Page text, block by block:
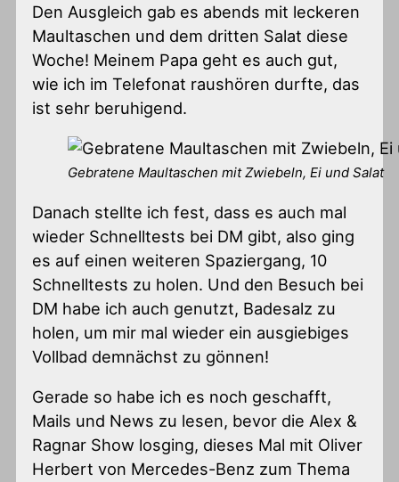
Den Ausgleich gab es abends mit leckeren
Maultaschen und dem dritten Salat diese
Woche! Meinem Papa geht es auch gut,
wie ich im Telefonat raushören durfte, das
ist sehr beruhigend.
Gebratene Maultaschen mit Zwiebeln, Ei und Salat
Danach stellte ich fest, dass es auch mal
wieder Schnelltests bei DM gibt, also ging
es auf einen weiteren Spaziergang, 10
Schnelltests zu holen. Und den Besuch bei
DM habe ich auch genutzt, Badesalz zu
holen, um mir mal wieder ein ausgiebiges
Vollbad demnächst zu gönnen!
Gerade so habe ich es noch geschafft,
Mails und News zu lesen, bevor die Alex &
Ragnar Show losging, dieses Mal mit Oliver
Herbert von Mercedes-Benz zum Thema